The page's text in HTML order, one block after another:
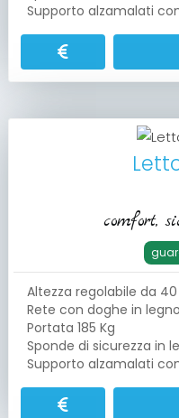
Supporto alzamalati
comfort,
Altezza regolabile da
Rete con doghe in
Portata 185 Kg
Sponde di sicurezza in
Supporto alzamalati